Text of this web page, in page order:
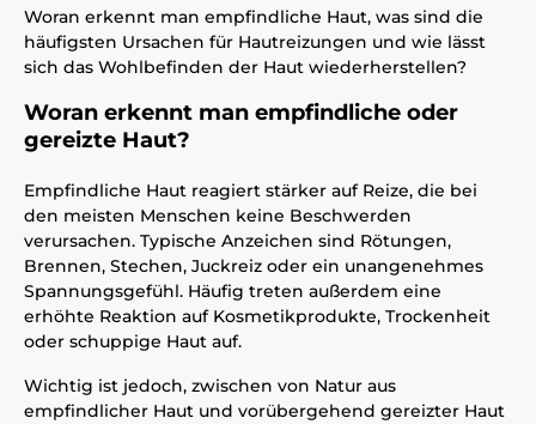
Woran erkennt man empfindliche Haut, was sind die
häufigsten Ursachen für Hautreizungen und wie lässt
sich das Wohlbefinden der Haut wiederherstellen?
Woran erkennt man empfindliche oder
gereizte Haut?
Empfindliche Haut reagiert stärker auf Reize, die bei
den meisten Menschen keine Beschwerden
verursachen. Typische Anzeichen sind Rötungen,
Brennen, Stechen, Juckreiz oder ein unangenehmes
Spannungsgefühl. Häufig treten außerdem eine
erhöhte Reaktion auf Kosmetikprodukte, Trockenheit
oder schuppige Haut auf.
Wichtig ist jedoch, zwischen von Natur aus
empfindlicher Haut und vorübergehend gereizter Haut